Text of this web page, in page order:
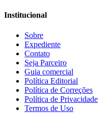
Institucional
Sobre
Expediente
Contato
Seja Parceiro
Guia comercial
Política Editorial
Política de Correções
Política de Privacidade
Termos de Uso